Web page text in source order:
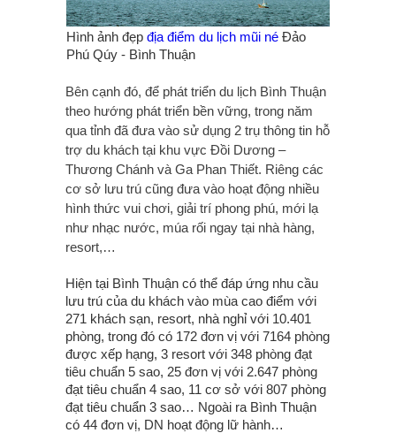
Hình ảnh đẹp địa điểm du lịch mũi né Đảo
Phú Qúy - Bình Thuận
Bên cạnh đó, để phát triển du lịch Bình Thuận
theo hướng phát triển bền vững, trong năm
qua tỉnh đã đưa vào sử dụng 2 trụ thông tin hỗ
trợ du khách tại khu vực Đồi Dương –
Thương Chánh và Ga Phan Thiết. Riêng các
cơ sở lưu trú cũng đưa vào hoạt động nhiều
hình thức vui chơi, giải trí phong phú, mới lạ
như nhạc nước, múa rối ngay tại nhà hàng,
resort,…
Hiện tại Bình Thuận có thể đáp ứng nhu cầu
lưu trú của du khách vào mùa cao điểm với
271 khách sạn, resort, nhà nghỉ với 10.401
phòng, trong đó có 172 đơn vị với 7164 phòng
được xếp hạng, 3 resort với 348 phòng đạt
tiêu chuẩn 5 sao, 25 đơn vị với 2.647 phòng
đạt tiêu chuẩn 4 sao, 11 cơ sở với 807 phòng
đạt tiêu chuẩn 3 sao… Ngoài ra Bình Thuận
có 44 đơn vị, DN hoạt động lữ hành…